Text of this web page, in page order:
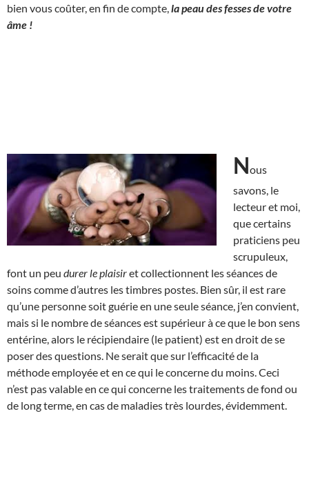
bien vous coûter, en fin de compte, la peau des fesses de votre
âme !
Nous
savons, le
lecteur et moi,
que certains
praticiens peu
scrupuleux,
font un peu durer le plaisiret collectionnent les séances de
soins comme d’autres les timbres postes. Bien sûr, il est rare
qu’une personne soit guérie en une seule séance, j’en convient,
mais si le nombre de séances est supérieur à ce que le bon sens
entérine, alors le récipiendaire (le patient) est en droit de se
poser des questions. Ne serait que sur l’efficacité de la
méthode employée et en ce qui le concerne du moins. Ceci
n’est pas valable en ce qui concerne les traitements de fond ou
de long terme, en cas de maladies très lourdes, évidemment.